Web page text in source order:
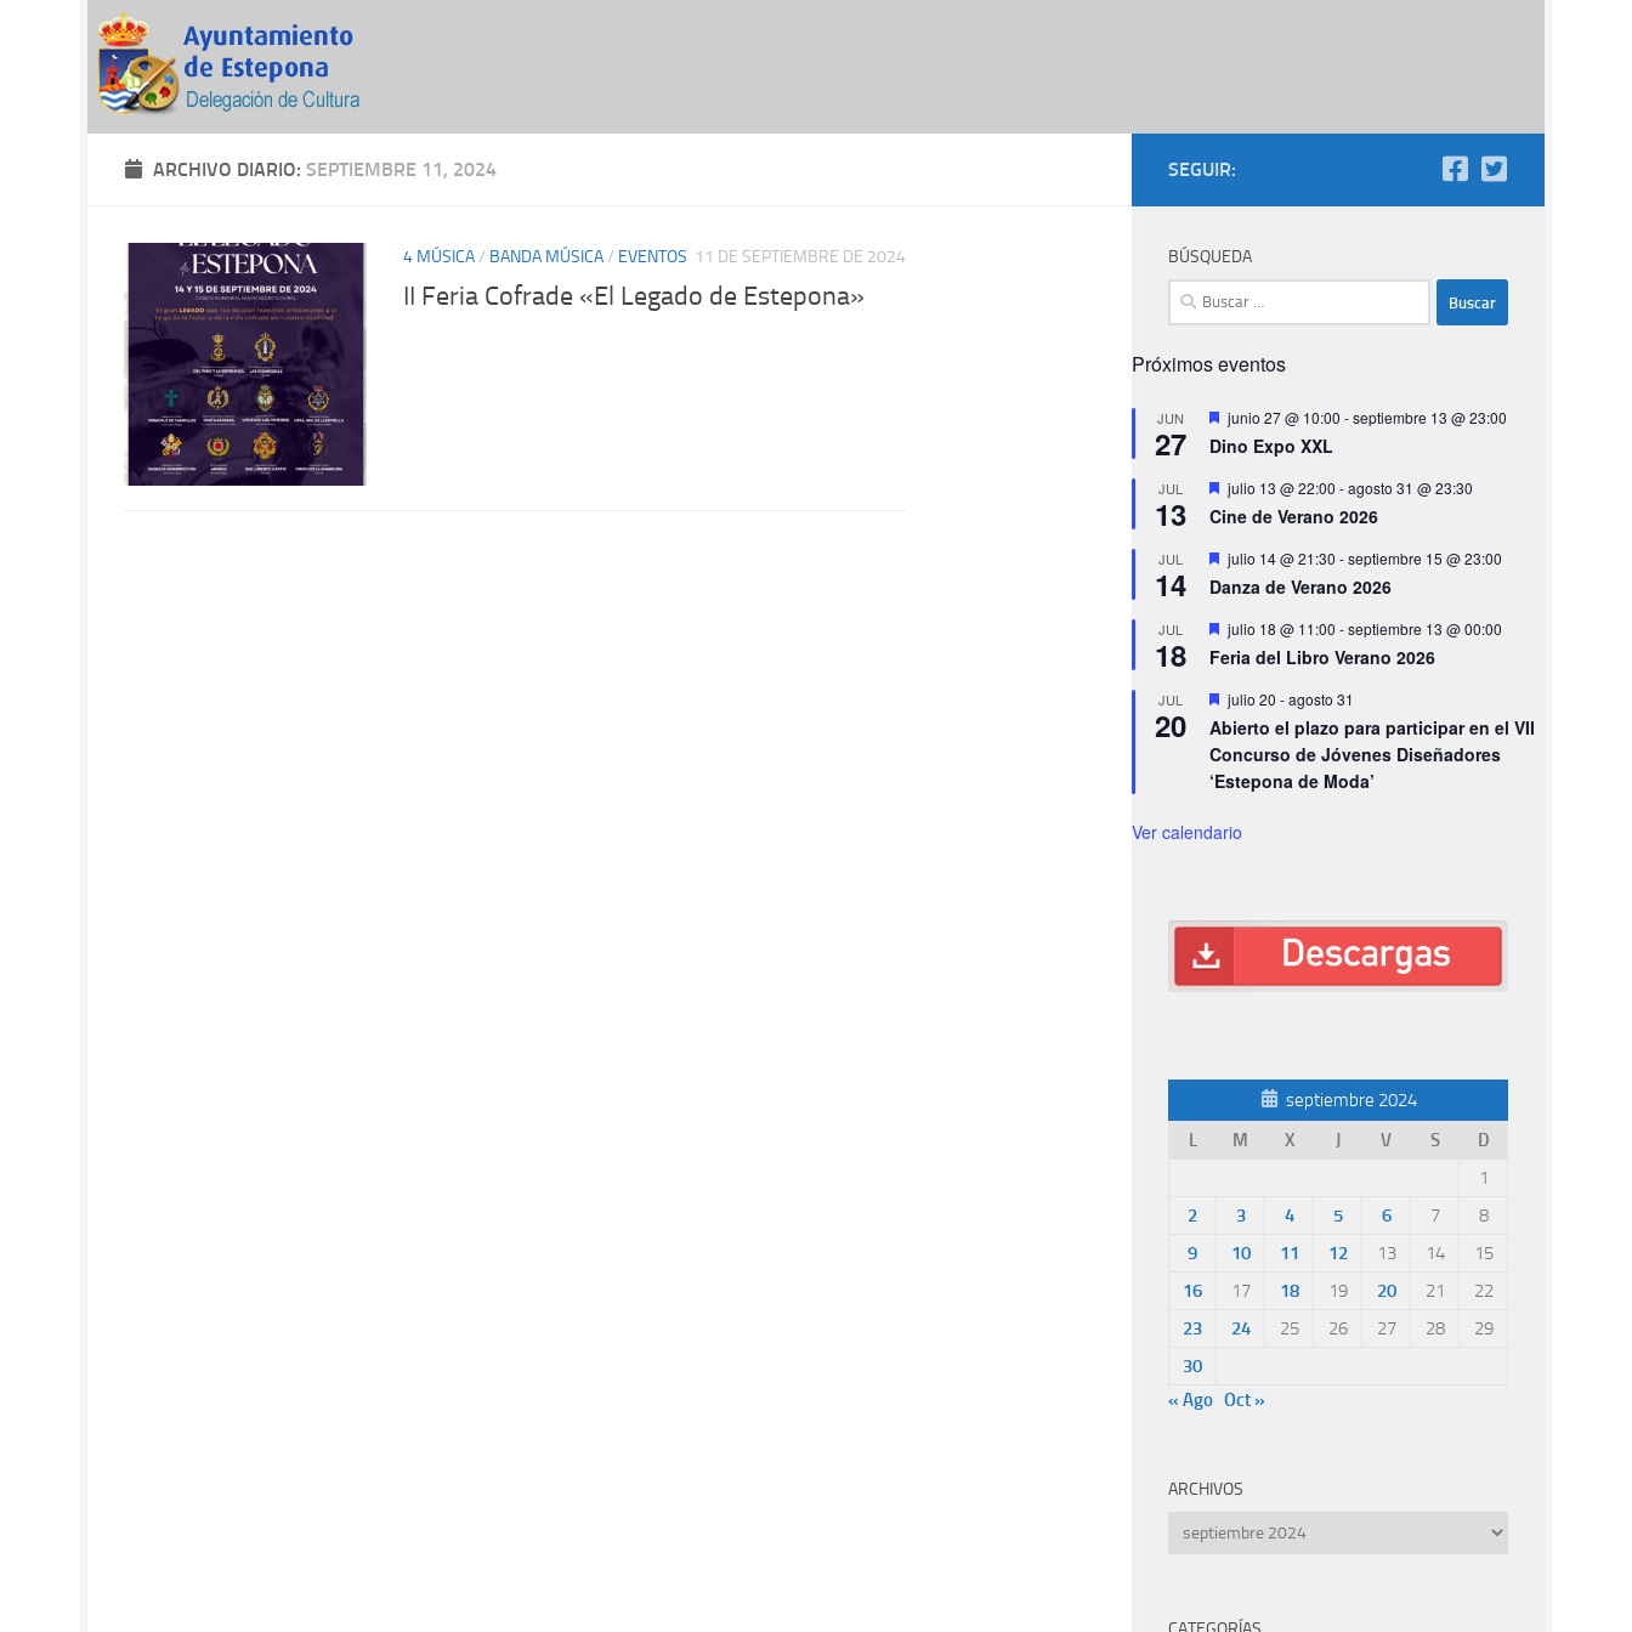
ARCHIVO DIARIO: SEPTIEMBRE 11, 2024
4 MÚSICA/ BANDA MÚSICA/ EVENTOS 11 DE SEPTIEMBRE DE 2024
II Feria Cofrade «El Legado de Estepona»
SEGUIR:
BÚSQUEDA
Buscar:
Próximos eventos
JUN
27
Destacado
junio 27 @ 10:00 -septiembre 13 @ 23:00
Dino Expo XXL
JUL
13
Destacado
julio 13 @ 22:00 -agosto 31 @ 23:30
Cine de Verano 2026
JUL
14
Destacado
julio 14 @ 21:30 -septiembre 15 @ 23:00
Danza de Verano 2026
JUL
18
Destacado
julio 18 @ 11:00 -septiembre 13 @ 00:00
Feria del Libro Verano 2026
JUL
20
Destacado
julio 20 -agosto 31
Abierto el plazo para participar en el VII
Concurso de Jóvenes Diseñadores
‘Estepona de Moda’
Ver calendario
septiembre 2024
L
M X J V S
D
1
2
3 4 5 6 7
8
9
10 11 12 13 14
15
16
17 18 19 20 21
22
23
24 25 26 27 28
29
30
« Ago Oct »
ARCHIVOS
Archivos